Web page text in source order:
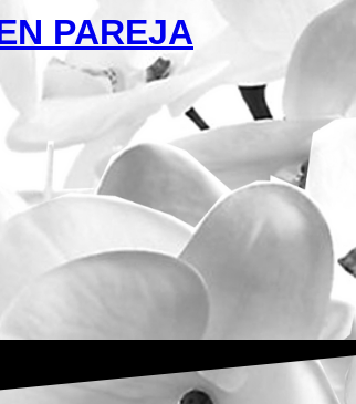
PAREJA